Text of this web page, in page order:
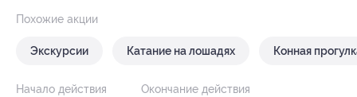
Похожие акции
Экскурсии Катание на лошадях Конная
Начало действия Окончание действия